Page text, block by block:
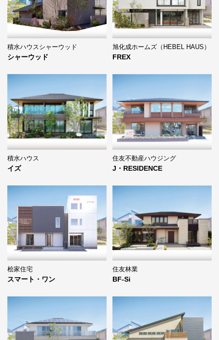
積水ハウスシャーウッド
シャーウッド
旭化成ホームズ（HEBEL HAUS）
FREX
積水ハウス
イズ
住友不動産ハウジング
J・RESIDENCE
桧家住宅
スマート・ワン
住友林業
BF-Si